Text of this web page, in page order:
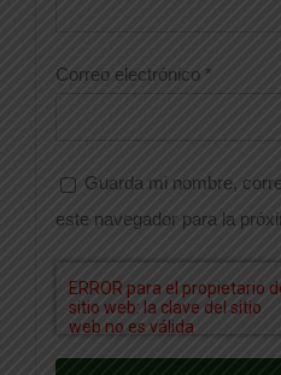
Correo electrónico *
Guarda mi nombre,
este navegador para la